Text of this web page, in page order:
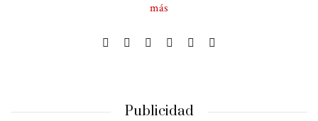
más
Publicidad